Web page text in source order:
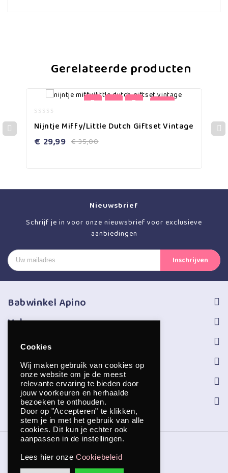
Gerelateerde producten
-14%
out
5
Nijntje Miffy/little Dutch Giftset Vintage
€35,00
€ 29,99
Nieuwsbrief
Schrijf je in voor onze nieuwsbrief voor exclusieve
aanbiedingen
Babwinkel Apino
Volg ons
Informatie
Service
Openingstijden
Contact
Cookies
Wij maken gebruik van cookies op
onze website om je de meest
relevante ervaring te bieden door
jouw voorkeuren en herhaalde
bezoeken te onthouden.
Door op "Accepteren" te klikken,
stem je in met het gebruik van alle
cookies. Dit kun je echter ook
aanpassen in de instellingen.
Lees hier onze Cookiebeleid